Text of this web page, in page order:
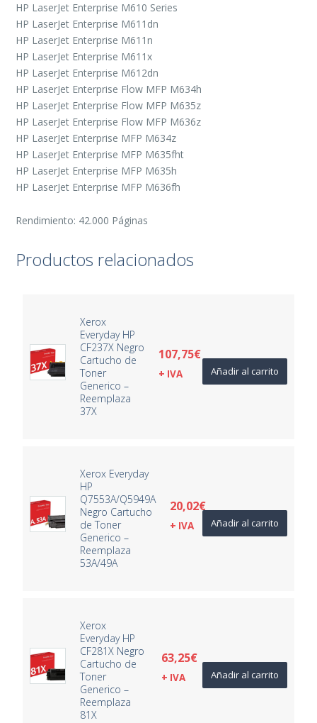
HP LaserJet Enterprise M610 Series
HP LaserJet Enterprise M611dn
HP LaserJet Enterprise M611n
HP LaserJet Enterprise M611x
HP LaserJet Enterprise M612dn
HP LaserJet Enterprise Flow MFP M634h
HP LaserJet Enterprise Flow MFP M635z
HP LaserJet Enterprise Flow MFP M636z
HP LaserJet Enterprise MFP M634z
HP LaserJet Enterprise MFP M635fht
HP LaserJet Enterprise MFP M635h
HP LaserJet Enterprise MFP M636fh
Rendimiento: 42.000 Páginas
Productos relacionados
Xerox
Everyday HP
CF237X Negro
Cartucho de
Toner
Generico –
Reemplaza
37X
107,75€
+ IVA Añadir al carrito
Xerox Everyday
HP
Q7553A/Q5949A
Negro Cartucho
de Toner
Generico –
Reemplaza
53A/49A
20,02€
+ IVA Añadir al carrito
Xerox
Everyday HP
CF281X Negro
Cartucho de
Toner
Generico –
Reemplaza
81X
63,25€
+ IVA Añadir al carrito